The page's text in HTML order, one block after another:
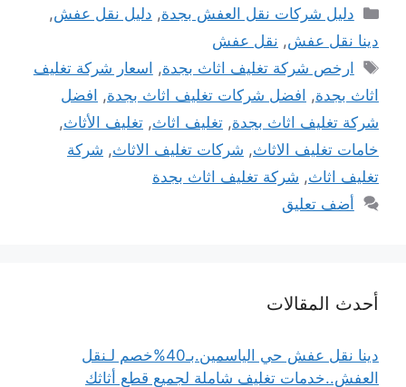
التصنيفات
دليل شركات نقل العفش بجدة, دليل نقل عفش,
دينا نقل عفش, نقل عفش
الوسوم
ارخص شركة تغليف اثاث بجدة, اسعار شركة تغليف
اثاث بجدة, افضل شركات تغليف اثاث بجدة, افضل
شركة تغليف اثاث بجدة, تغليف اثاث, تغليف الأثاث,
خامات تغليف الاثاث, شركات تغليف الاثاث, شركة
تغليف اثاث, شركة تغليف اثاث بجدة
أضف تعليق
أحدث المقالات
دينا نقل عفش حي الياسمين.بـ40%خصم لـنقل
العفش..خدمات تغليف شاملة لجميع قطع أثاثك